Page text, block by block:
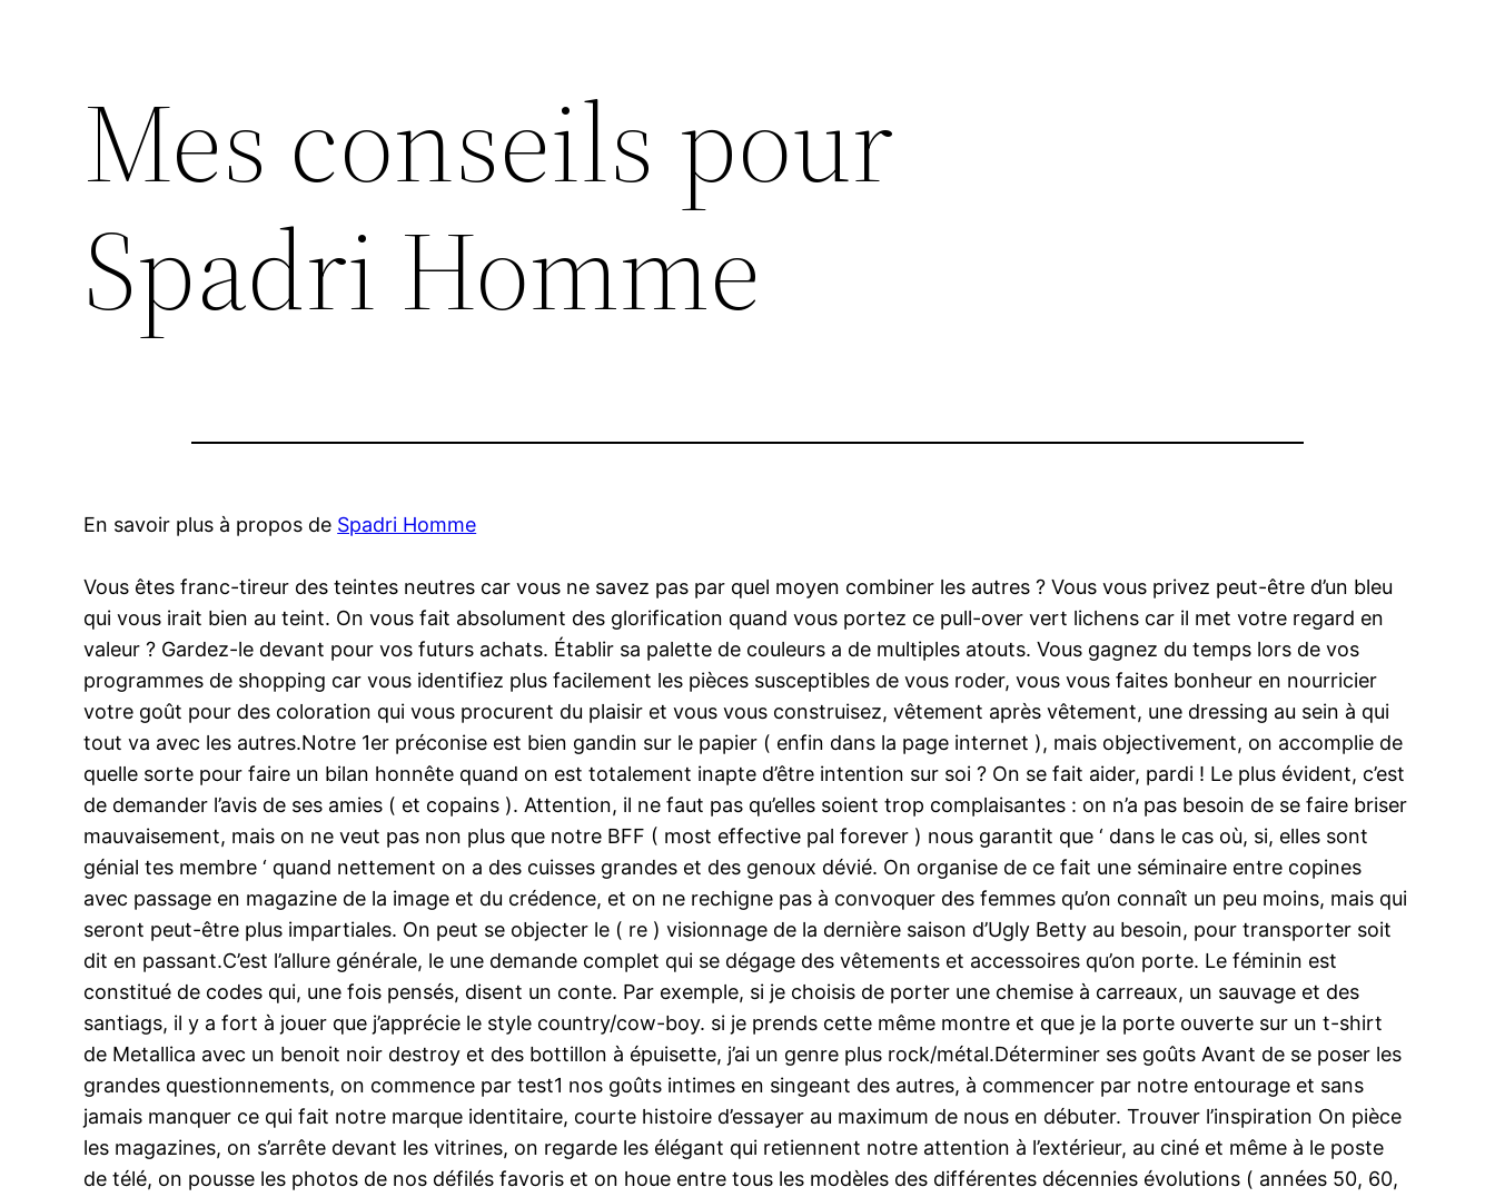
Mes conseils pour
Spadri Homme
En savoir plus à propos de Spadri Homme
Vous êtes franc-tireur des teintes neutres car vous ne savez pas par quel moyen combiner les autres ? Vous vous privez peut-être d’un bleu
qui vous irait bien au teint. On vous fait absolument des glorification quand vous portez ce pull-over vert lichens car il met votre regard en
valeur ? Gardez-le devant pour vos futurs achats. Établir sa palette de couleurs a de multiples atouts. Vous gagnez du temps lors de vos
programmes de shopping car vous identifiez plus facilement les pièces susceptibles de vous roder, vous vous faites bonheur en nourricier
votre goût pour des coloration qui vous procurent du plaisir et vous vous construisez, vêtement après vêtement, une dressing au sein à qui
tout va avec les autres.Notre 1er préconise est bien gandin sur le papier ( enfin dans la page internet ), mais objectivement, on accomplie de
quelle sorte pour faire un bilan honnête quand on est totalement inapte d’être intention sur soi ? On se fait aider, pardi ! Le plus évident, c’est
de demander l’avis de ses amies ( et copains ). Attention, il ne faut pas qu’elles soient trop complaisantes : on n’a pas besoin de se faire briser
mauvaisement, mais on ne veut pas non plus que notre BFF ( most effective pal forever ) nous garantit que ‘ dans le cas où, si, elles sont
génial tes membre ‘ quand nettement on a des cuisses grandes et des genoux dévié. On organise de ce fait une séminaire entre copines
avec passage en magazine de la image et du crédence, et on ne rechigne pas à convoquer des femmes qu’on connaît un peu moins, mais qui
seront peut-être plus impartiales. On peut se objecter le ( re ) visionnage de la dernière saison d’Ugly Betty au besoin, pour transporter soit
dit en passant.C’est l’allure générale, le une demande complet qui se dégage des vêtements et accessoires qu’on porte. Le féminin est
constitué de codes qui, une fois pensés, disent un conte. Par exemple, si je choisis de porter une chemise à carreaux, un sauvage et des
santiags, il y a fort à jouer que j’apprécie le style country/cow-boy. si je prends cette même montre et que je la porte ouverte sur un t-shirt
de Metallica avec un benoit noir destroy et des bottillon à épuisette, j’ai un genre plus rock/métal.Déterminer ses goûts Avant de se poser les
grandes questionnements, on commence par test1 nos goûts intimes en singeant des autres, à commencer par notre entourage et sans
jamais manquer ce qui fait notre marque identitaire, courte histoire d’essayer au maximum de nous en débuter. Trouver l’inspiration On pièce
les magazines, on s’arrête devant les vitrines, on regarde les élégant qui retiennent notre attention à l’extérieur, au ciné et même à le poste
de télé, on pousse les photos de nos défilés favoris et on houe entre tous les modèles des différentes décennies évolutions ( années 50, 60,